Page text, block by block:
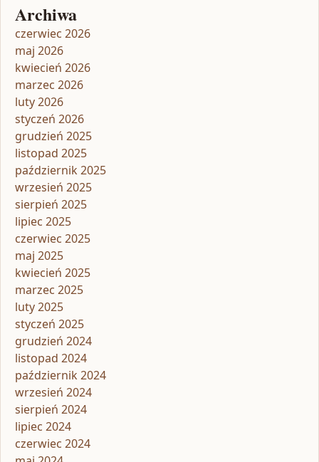
Archiwa
czerwiec 2026
maj 2026
kwiecień 2026
marzec 2026
luty 2026
styczeń 2026
grudzień 2025
listopad 2025
październik 2025
wrzesień 2025
sierpień 2025
lipiec 2025
czerwiec 2025
maj 2025
kwiecień 2025
marzec 2025
luty 2025
styczeń 2025
grudzień 2024
listopad 2024
październik 2024
wrzesień 2024
sierpień 2024
lipiec 2024
czerwiec 2024